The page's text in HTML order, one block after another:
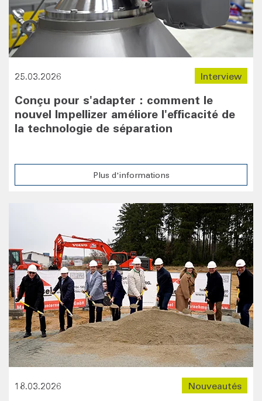
Interview
25.03.2026
Conçu pour s'adapter : comment le
nouvel Impellizer améliore l'efficacité de
la technologie de séparation
Plus d'informations
Nouveautés
18.03.2026